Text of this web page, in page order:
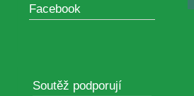
Facebook
Soutěž podporují